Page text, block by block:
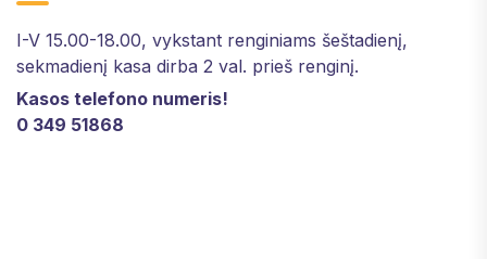
I-V 15.00-18.00, vykstant renginiams šeštadienį,
sekmadienį kasa dirba 2 val. prieš renginį.
Kasos telefono numeris!
0 349 51868